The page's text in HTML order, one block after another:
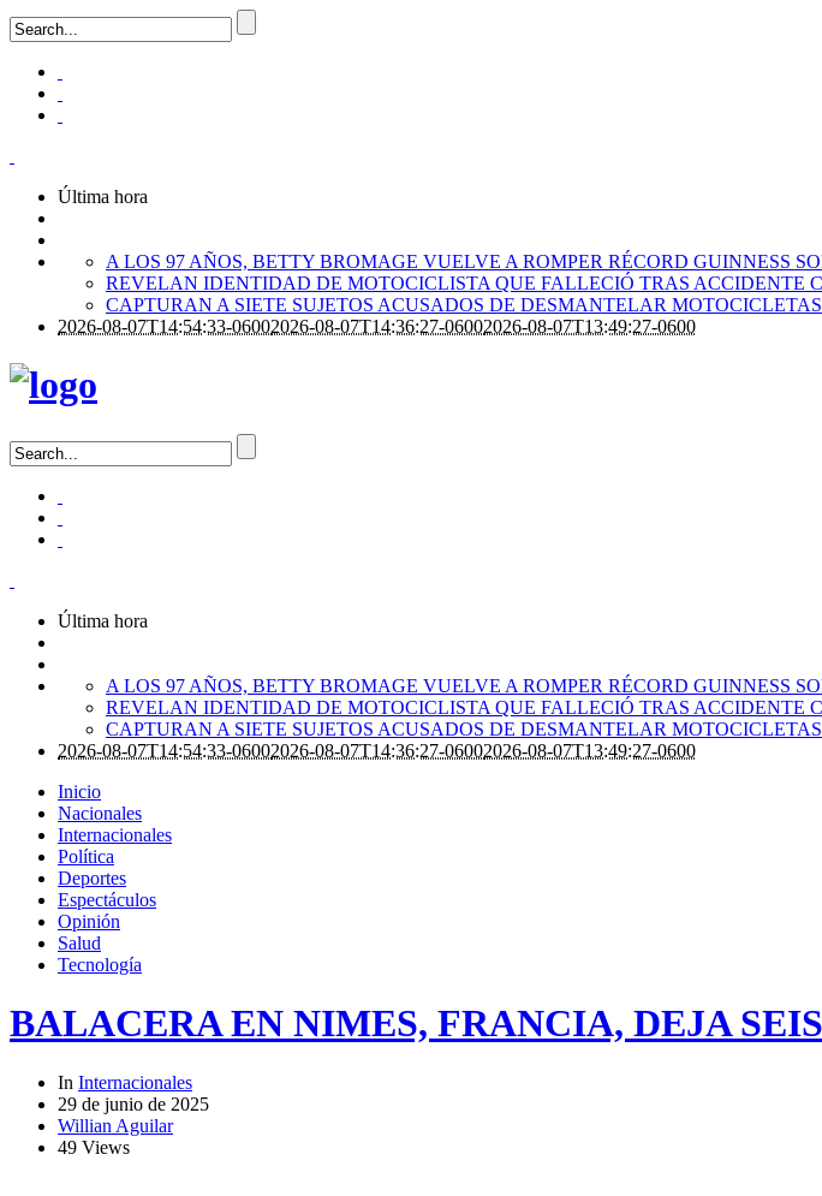
Última hora
A LOS 97 AÑOS, BETTY BROMAGE VUELVE A ROMPER RÉCORD GUINNESS
REVELAN IDENTIDAD DE MOTOCICLISTA QUE FALLECIÓ TRAS ACCIDENTE
CAPTURAN A SIETE SUJETOS ACUSADOS DE DESMANTELAR
2026-08-07T14:54:33-06002026-08-07T14:36:27-06002026-08-07T13:49:27-0600
Última hora
A LOS 97 AÑOS, BETTY BROMAGE VUELVE A ROMPER RÉCORD GUINNESS
REVELAN IDENTIDAD DE MOTOCICLISTA QUE FALLECIÓ TRAS ACCIDENTE
CAPTURAN A SIETE SUJETOS ACUSADOS DE DESMANTELAR
2026-08-07T14:54:33-06002026-08-07T14:36:27-06002026-08-07T13:49:27-0600
Inicio
Nacionales
Internacionales
Política
Deportes
Espectáculos
Opinión
Salud
Tecnología
BALACERA EN NIMES, FRANCIA, DEJA
In Internacionales
29 de junio de 2025
Willian Aguilar
49 Views